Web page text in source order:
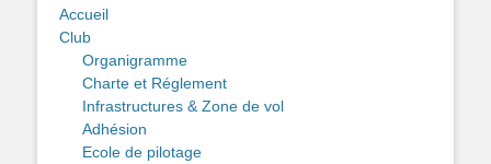
Accueil
Club
Organigramme
Charte et Réglement
Infrastructures & Zone de vol
Adhésion
Ecole de pilotage